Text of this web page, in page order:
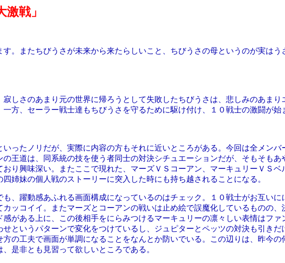
戦」
。またちびうさが未来から来たらしいこと、ちびうさの母というのが実は
しさのあまり元の世界に帰ろうとして失敗したちびうさは、悲しみのあま
方、セーラー戦士達もちびうさを守るために駆け付け、１０戦士の激闘が始
ったノリだが、実際に内容の方もそれに近いところがある。今回は全メン
王道は、同系統の技を使う者同士の対決シチュエーションだが、そもそも
り興味深い。またここで現れた、マーズＶＳコーアン、マーキュリーＶＳ
姉妹の個人戦のストーリーに突入した時にも持ち越されることになる。
、躍動感あふれる画面構成になっているのはチェック。１０戦士がお互いに
ッコイイ。またマーズとコーアンの戦いは止め絵で誤魔化しているものの
がある上に、この後相手をにらみつけるマーキュリーの凛々しい表情はフ
というパターンで変化をつけているし、ジュピターとペッツの対決も引き
の工夫で画面が単調になることをなんとか防いでいる。この辺りは、昨今
是非とも見習って欲しいところである。